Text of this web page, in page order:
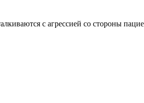
с агрессией со стороны